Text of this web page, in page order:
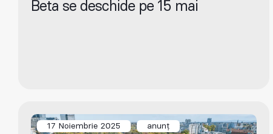
Beta se deschide pe 15 mai
17 Noiembrie 2025 anunț